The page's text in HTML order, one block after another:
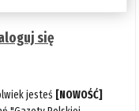
się
jesteś [NOWOŚĆ]